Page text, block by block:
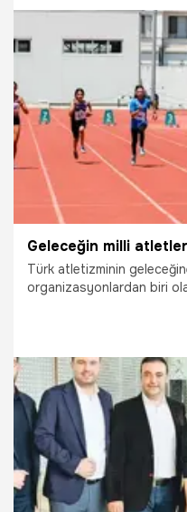
Bursa
Türk atletizminin
organizasyonlardan biri
yüzlerce genç sporcu,
dereceye girebilmek için
19.07.2026 Diğer Sporlar